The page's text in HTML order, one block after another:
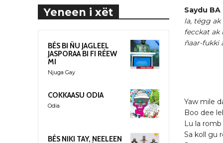
Yeneen i xët
BÉS BI ÑU JAGLEEL
JASPORAA BI FI RÉEW
MI
Njuga Gay
COKKAASU ODIA
Odia
BÉS NIKI TAY, NEELEEN
Saydu BA
la, tëgg ak
fecckat ak
ñaar-fukki
Yaw mile
Boo dee
Lu la
Sa koll gu